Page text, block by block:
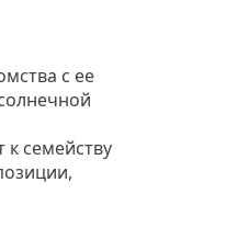
с ее
семейству